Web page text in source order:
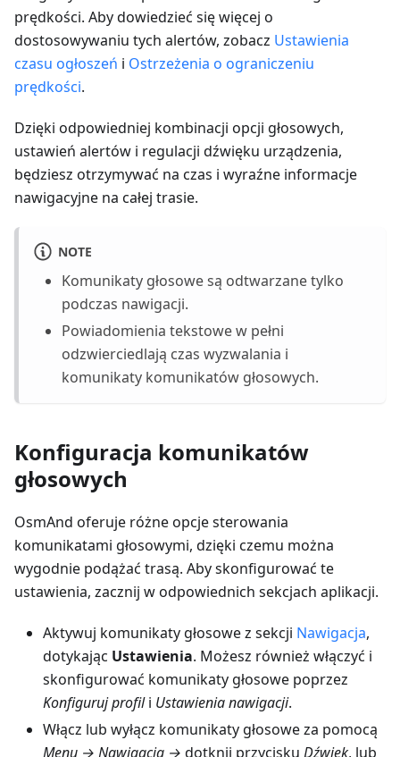
prędkości. Aby dowiedzieć się więcej o
dostosowywaniu tych alertów, zobacz Ustawienia
czasu ogłoszeń i Ostrzeżenia o ograniczeniu
prędkości.
Dzięki odpowiedniej kombinacji opcji głosowych,
ustawień alertów i regulacji dźwięku urządzenia,
będziesz otrzymywać na czas i wyraźne informacje
nawigacyjne na całej trasie.
NOTE
Komunikaty głosowe są odtwarzane tylko
podczas nawigacji.
Powiadomienia tekstowe w pełni
odzwierciedlają czas wyzwalania i
komunikaty komunikatów głosowych.
Konfiguracja komunikatów
głosowych
OsmAnd oferuje różne opcje sterowania
komunikatami głosowymi, dzięki czemu można
wygodnie podążać trasą. Aby skonfigurować te
ustawienia, zacznij w odpowiednich sekcjach aplikacji.
Aktywuj komunikaty głosowe z sekcji Nawigacja,
dotykając Ustawienia. Możesz również włączyć i
skonfigurować komunikaty głosowe poprzez
Konfiguruj profili Ustawienia nawigacji.
Włącz lub wyłącz komunikaty głosowe za pomocą
Menu → Nawigacja → dotknij przycisku Dźwięk, lub